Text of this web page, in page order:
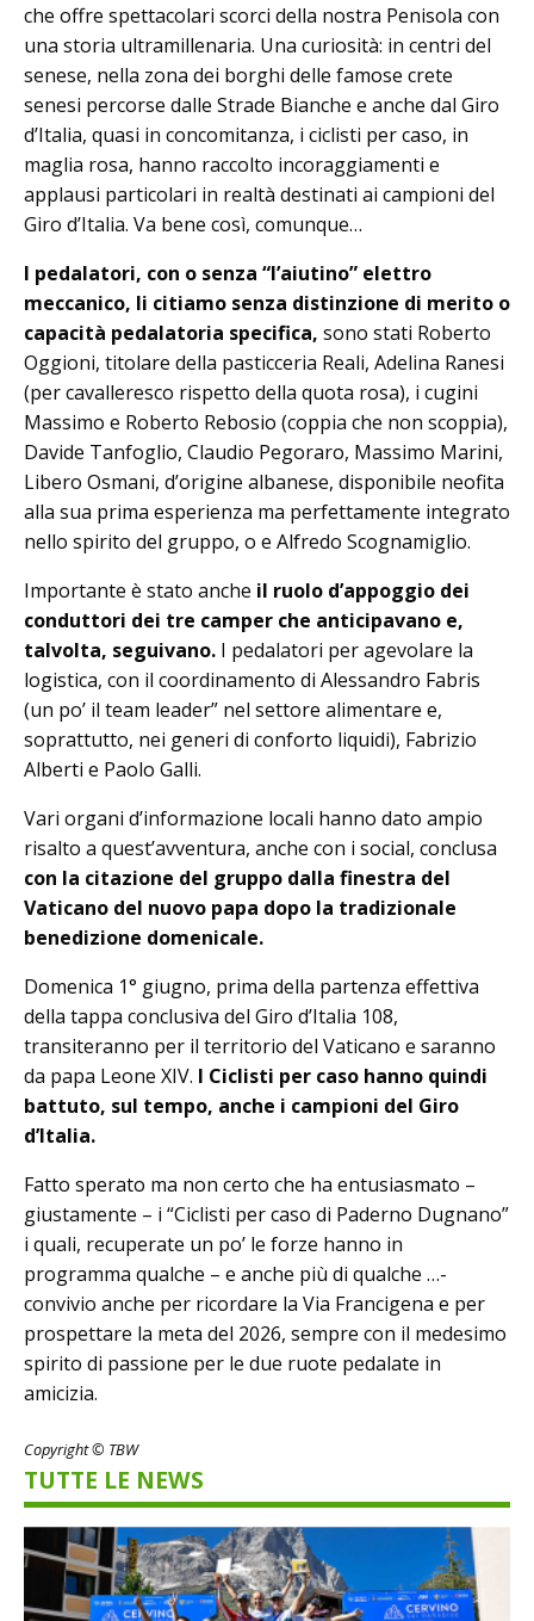
che offre spettacolari scorci della nostra Penisola con
una storia ultramillenaria. Una curiosità: in centri del
senese, nella zona dei borghi delle famose crete
senesi percorse dalle Strade Bianche e anche dal Giro
d’Italia, quasi in concomitanza, i ciclisti per caso, in
maglia rosa, hanno raccolto incoraggiamenti e
applausi particolari in realtà destinati ai campioni del
Giro d’Italia. Va bene così, comunque…
I pedalatori, con o senza “l’aiutino” elettro
meccanico, li citiamo senza distinzione di merito o
capacità pedalatoria specifica, sono stati Roberto
Oggioni, titolare della pasticceria Reali, Adelina Ranesi
(per cavalleresco rispetto della quota rosa), i cugini
Massimo e Roberto Rebosio (coppia che non scoppia),
Davide Tanfoglio, Claudio Pegoraro, Massimo Marini,
Libero Osmani, d’origine albanese, disponibile neofita
alla sua prima esperienza ma perfettamente integrato
nello spirito del gruppo, o e Alfredo Scognamiglio.
Importante è stato anche il ruolo d’appoggio dei
conduttori dei tre camper che anticipavano e,
talvolta, seguivano. I pedalatori per agevolare la
logistica, con il coordinamento di Alessandro Fabris
(un po’ il team leader” nel settore alimentare e,
soprattutto, nei generi di conforto liquidi), Fabrizio
Alberti e Paolo Galli.
Vari organi d’informazione locali hanno dato ampio
risalto a quest’avventura, anche con i social, conclusa
con la citazione del gruppo dalla finestra del
Vaticano del nuovo papa dopo la tradizionale
benedizione domenicale.
Domenica 1° giugno, prima della partenza effettiva
della tappa conclusiva del Giro d’Italia 108,
transiteranno per il territorio del Vaticano e saranno
da papa Leone XIV. I Ciclisti per caso hanno quindi
battuto, sul tempo, anche i campioni del Giro
d’Italia.
Fatto sperato ma non certo che ha entusiasmato –
giustamente – i “Ciclisti per caso di Paderno Dugnano”
i quali, recuperate un po’ le forze hanno in
programma qualche – e anche più di qualche …-
convivio anche per ricordare la Via Francigena e per
prospettare la meta del 2026, sempre con il medesimo
spirito di passione per le due ruote pedalate in
amicizia.
Copyright © TBW
TUTTE LE NEWS